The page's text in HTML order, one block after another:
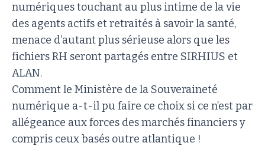
numériques touchant au plus intime de la vie
des agents actifs et retraités à savoir la santé,
menace d’autant plus sérieuse alors que les
fichiers RH seront partagés entre SIRHIUS et
ALAN.
Comment le Ministère de la Souveraineté
numérique a-t-il pu faire ce choix si ce n’est par
allégeance aux forces des marchés financiers y
compris ceux basés outre atlantique !